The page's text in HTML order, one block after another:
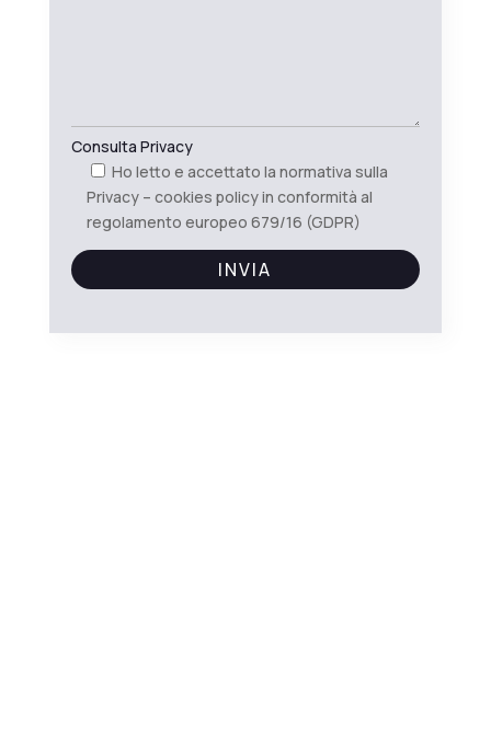
Consulta Privacy
Ho letto e accettato la normativa sulla
Privacy – cookies policy in conformità al
regolamento europeo 679/16 (GDPR)
INVIA